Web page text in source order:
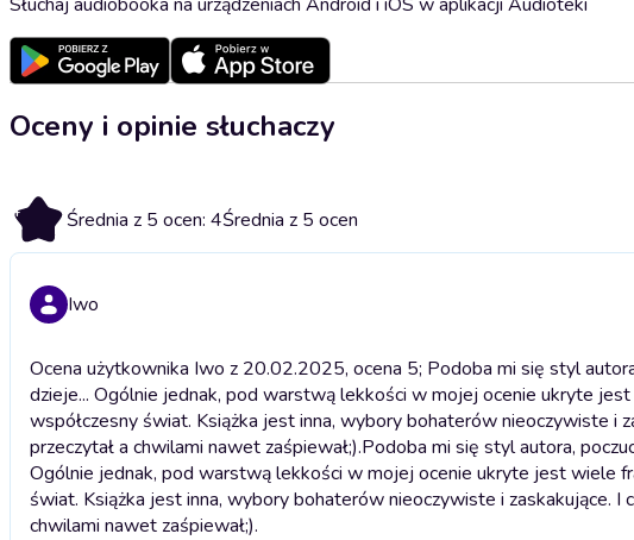
Oceny i opinie słuchaczy
4 Średnia z 5 ocen: 4Średnia z 5 ocen
Iwo
Ocena użytkownika Iwo z 20.02.2025, ocena 5; Podoba mi się styl
dzieje... Ogólnie jednak, pod warstwą lekkości w mojej ocenie ukryte
współczesny świat. Książka jest inna, wybory bohaterów nieoczywiste i
przeczytał a chwilami nawet zaśpiewał;).Podoba mi się styl autora,
Ogólnie jednak, pod warstwą lekkości w mojej ocenie ukryte jest wiele
świat. Książka jest inna, wybory bohaterów nieoczywiste i zaskakujące.
chwilami nawet zaśpiewał;).